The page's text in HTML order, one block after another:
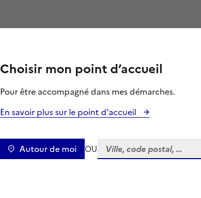
Choisir mon point d’accueil
Pour être accompagné dans mes démarches.
En savoir plus sur le point d'accueil
Autour de moi OU Recherche